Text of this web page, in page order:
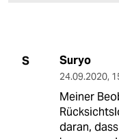
S Suryo
24.09.2020,
Meiner
daran,